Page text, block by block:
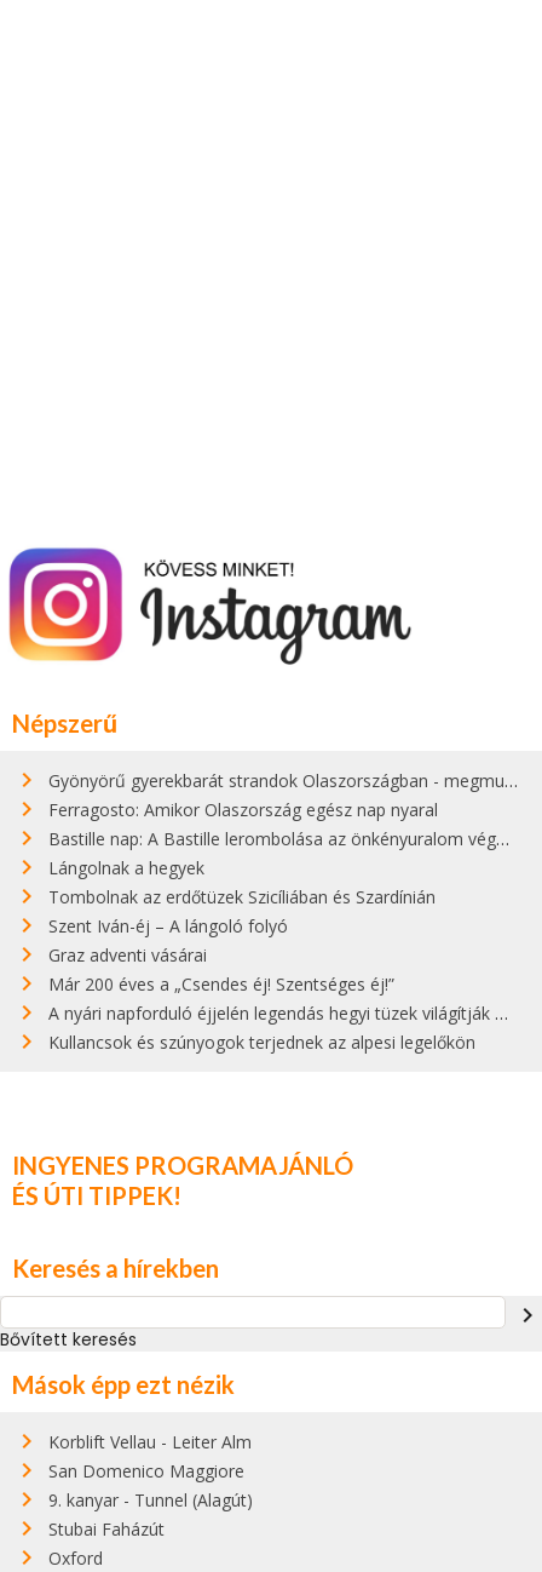
Népszerű
Gyönyörű gyerekbarát strandok Olaszországban - megmutatjuk a 15 legjobbat
Ferragosto: Amikor Olaszország egész nap nyaral
Bastille nap: A Bastille lerombolása az önkényuralom végét jelentette
Lángolnak a hegyek
Tombolnak az erdőtüzek Szicíliában és Szardínián
Szent Iván-éj – A lángoló folyó
Graz adventi vásárai
Már 200 éves a „Csendes éj! Szentséges éj!”
A nyári napforduló éjjelén legendás hegyi tüzek világítják meg Zugspitzét
Kullancsok és szúnyogok terjednek az alpesi legelőkön
INGYENES PROGRAMAJÁNLÓ
ÉS ÚTI TIPPEK!
Keresés a hírekben
navigate_next
Bővített keresés
Mások épp ezt nézik
Korblift Vellau - Leiter Alm
San Domenico Maggiore
9. kanyar - Tunnel (Alagút)
Stubai Faházút
Oxford